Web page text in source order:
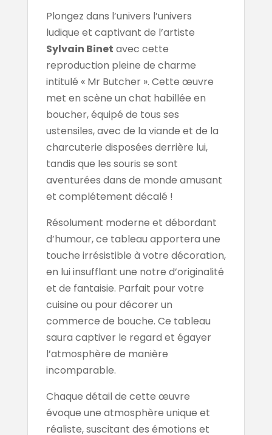
Plongez dans l’univers l’univers
ludique et captivant de l’artiste
Sylvain Binet avec cette
reproduction pleine de charme
intitulé « Mr Butcher ». Cette œuvre
met en scène un chat habillée en
boucher, équipé de tous ses
ustensiles, avec de la viande et de la
charcuterie disposées derrière lui,
tandis que les souris se sont
aventurées dans de monde amusant
et complétement décalé !
Résolument moderne et débordant
d’humour, ce tableau apportera une
touche irrésistible à votre décoration,
en lui insufflant une notre d’originalité
et de fantaisie. Parfait pour votre
cuisine ou pour décorer un
commerce de bouche. Ce tableau
saura captiver le regard et égayer
l’atmosphère de manière
incomparable.
Chaque détail de cette œuvre
évoque une atmosphère unique et
réaliste, suscitant des émotions et